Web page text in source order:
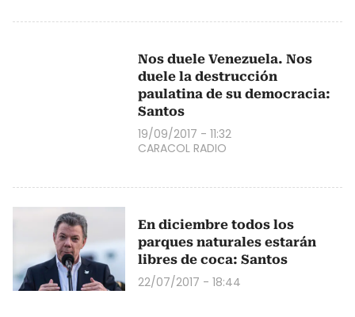
Nos duele Venezuela. Nos
duele la destrucción
paulatina de su democracia:
Santos
19/09/2017 - 11:32
CARACOL RADIO
En diciembre todos los
parques naturales estarán
libres de coca: Santos
22/07/2017 - 18:44